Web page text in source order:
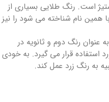
است. رنگ طلایی بسیاری از
همین نام شناخته می شود را نیز
رنگ دوم و ثانویه در
استفاده قرار می گیرد. به خودی
به رنگ زرد عمل کند.